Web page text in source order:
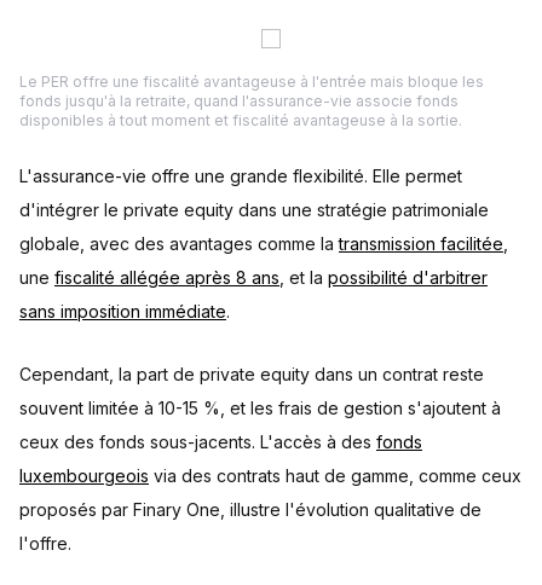
Le PER offre une fiscalité avantageuse à l'entrée mais bloque les
fonds jusqu'à la retraite, quand l'assurance-vie associe fonds
disponibles à tout moment et fiscalité avantageuse à la sortie.
L'assurance-vie offre une grande flexibilité. Elle permet
d'intégrer le private equity dans une stratégie patrimoniale
globale, avec des avantages comme latransmission facilitée
une fiscalité allégée après 8 ans , et la possibilité d'arbitrer
sans imposition immédiate.
Cependant, la part de private equity dans un contrat reste
souvent limitée à 10-15 %, et les frais de gestion s'ajoutent à
ceux des fonds sous-jacents. L'accès à des fonds
luxembourgeois via des contrats haut de gamme, comme ceux
proposés par Finary One, illustre l'évolution qualitative de
l'offre.